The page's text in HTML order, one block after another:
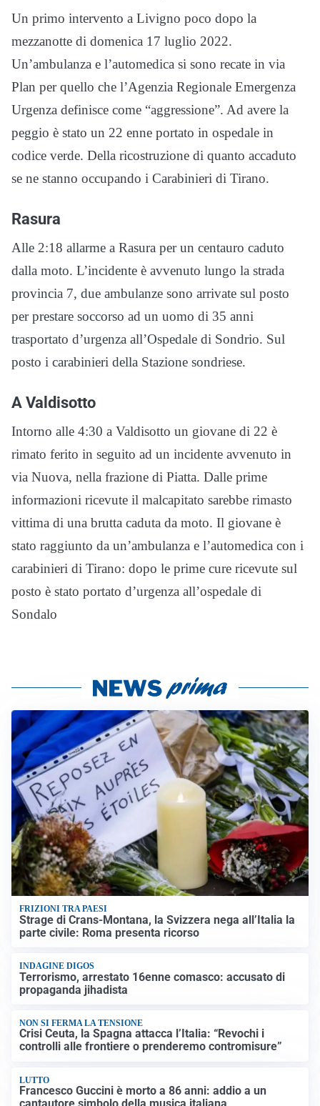
Un primo intervento a Livigno poco dopo la
mezzanotte di domenica 17 luglio 2022.
Un’ambulanza e l’automedica si sono recate in via
Plan per quello che l’Agenzia Regionale Emergenza
Urgenza definisce come “aggressione”. Ad avere la
peggio è stato un 22 enne portato in ospedale in
codice verde. Della ricostruzione di quanto accaduto
se ne stanno occupando i Carabinieri di Tirano.
Rasura
Alle 2:18 allarme a Rasura per un centauro caduto
dalla moto. L’incidente è avvenuto lungo la strada
provincia 7, due ambulanze sono arrivate sul posto
per prestare soccorso ad un uomo di 35 anni
trasportato d’urgenza all’Ospedale di Sondrio. Sul
posto i carabinieri della Stazione sondriese.
A Valdisotto
Intorno alle 4:30 a Valdisotto un giovane di 22 è
rimato ferito in seguito ad un incidente avvenuto in
via Nuova, nella frazione di Piatta. Dalle prime
informazioni ricevute il malcapitato sarebbe rimasto
vittima di una brutta caduta da moto. Il giovane è
stato raggiunto da un’ambulanza e l’automedica con i
carabinieri di Tirano: dopo le prime cure ricevute sul
posto è stato portato d’urgenza all’ospedale di
Sondalo
FRIZIONI TRA PAESI
Strage di Crans-Montana, la Svizzera nega all’Italia la
parte civile: Roma presenta ricorso
INDAGINE DIGOS
Terrorismo, arrestato 16enne comasco: accusato di
propaganda jihadista
NON SI FERMA LA TENSIONE
Crisi Ceuta, la Spagna attacca l’Italia: “Revochi i
controlli alle frontiere o prenderemo contromisure”
LUTTO
Francesco Guccini è morto a 86 anni: addio a un